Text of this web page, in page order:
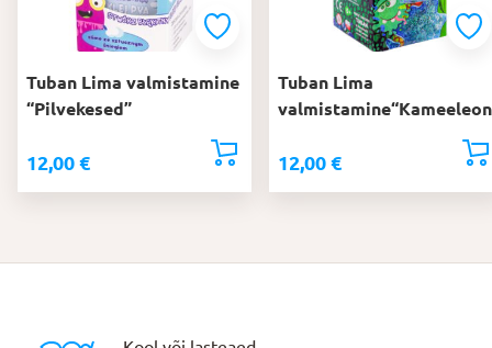
Tuban Lima valmistamine
“Pilvekesed”
12,00 €
Tuban Lima
12,00 €